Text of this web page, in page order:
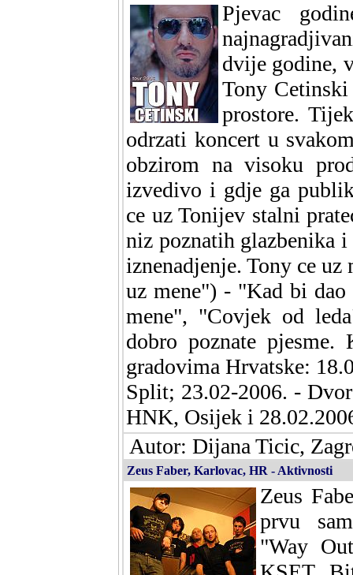
Pjevac
dvije godine,
Tony
prostore.
odrzati koncert u
obzirom na visoku
izvedivo i gdje ga
ce uz Tonijev stalni
niz poznatih glazbenika
iznenadjenje. Tony ce
uz mene") - "Kad bi
mene", "Covjek od
dobro poznate
gradovima Hrvatske:
Split; 23.02-2006. -
HNK, Osijek i
Autor: Dijana Ticic,
Zeus Faber, Karlovac, HR - Aktivnosti
Zeus
prvu
"Way